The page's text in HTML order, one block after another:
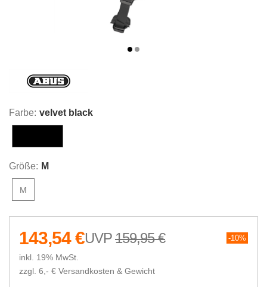
Farbe: velvet black
Größe: M
M
159,95 € 10%
143,54 €
inkl. 19% MwSt.
zzgl. 6,- € Versandkosten & Gewicht